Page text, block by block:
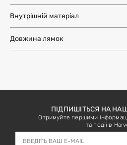
Внутрішній матеріал
Довжина лямок
ПІДПИШІТЬСЯ НА
Отримуйте першими
та події в